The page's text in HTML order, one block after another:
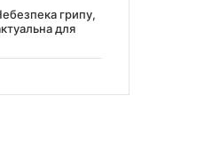
грипу,
для